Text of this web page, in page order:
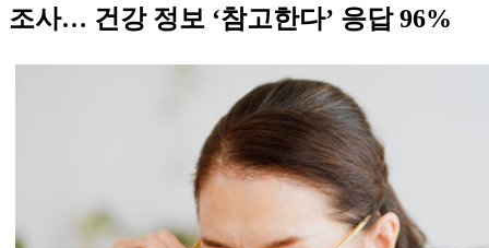
조사… 건강 정보 ‘참고한다’ 응답 96%